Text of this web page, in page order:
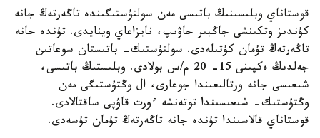
قوستاناي وبلىسىنىڭ باتىسى مەن سولتۇستىگىندە تاڭەرتەڭ جانە
كۇندىز وتكىنشى جاڭبىر جاۋىپ، نايزاعاي وينايدى. تۇندە جانە
تاڭەرتەڭ تۇمان كۇتىلەدى. سولتۇستىك- باتىستان سوعاتىن
جەلدىڭ ەكپىنى 15- 20 م/س بولادى. وبلىستىڭ باتىسى،
شىعىسى جانە ورتالىعىندا جوعارى، ال وڭتۇستىگى مەن
وڭتۇستىك- شىعىسىندا توتەنشە ءورت قاۋپى ساقتالادى.
قوستاناي قالاسىندا تۇندە جانە تاڭەرتەڭ تۇمان تۇسەدى.